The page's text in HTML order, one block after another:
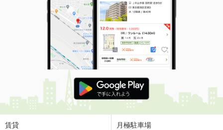
賃貸 月極駐車場